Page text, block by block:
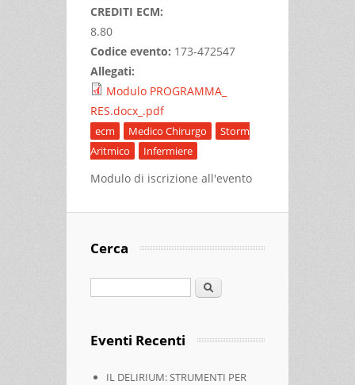
CREDITI ECM:
8.80
Codice evento: 173-472547
Allegati:
Modulo PROGRAMMA_
RES.docx_.pdf
ecm Medico Chirurgo
Storm
Aritmico
Infermiere
Modulo di iscrizione all'evento
Cerca
Cerca
Eventi Recenti
IL DELIRIUM: STRUMENTI PER